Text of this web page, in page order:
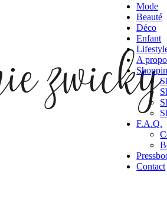
Mode
Beauté
Déco
Enfant
A
F.A.Q.
Contact